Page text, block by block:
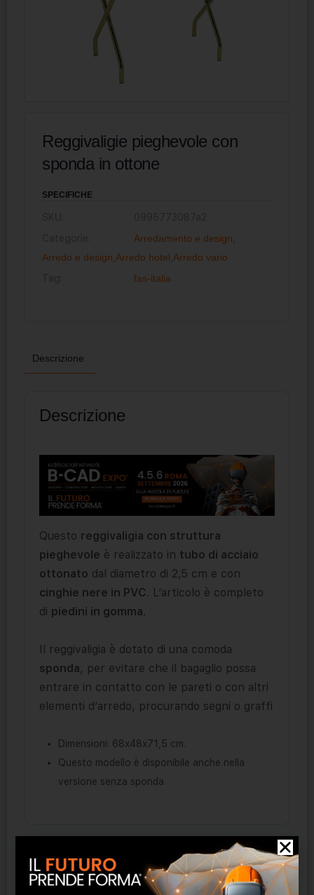
Reggivaligie pieghevole con
sponda in ottone
SPECIFICHE
Arredamento e design
Arredo e design Arredo hotel Arredo vario
fas-italia
Descrizione
Descrizione
Questo reggivaligia con struttura
pieghevole è realizzato in tubo di acciaio
ottonato dal diametro di 2,5 cm e con
cinghie nere in PVC. L’articolo è completo
di piedini in gomma.
Il reggivaligia è dotato di una comoda
sponda, per evitare che il bagaglio possa
entrare in contatto con le pareti o con altri
elementi d’arredo, procurando segni o graffi
Dimensioni: 68x48x71,5 cm.
Questo modello è disponibile anche nella
versione senza sponda
Prodotti correlati